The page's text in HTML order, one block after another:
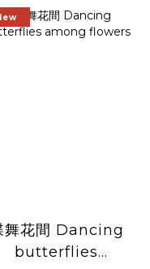
舞花間 Dancing
butterflies